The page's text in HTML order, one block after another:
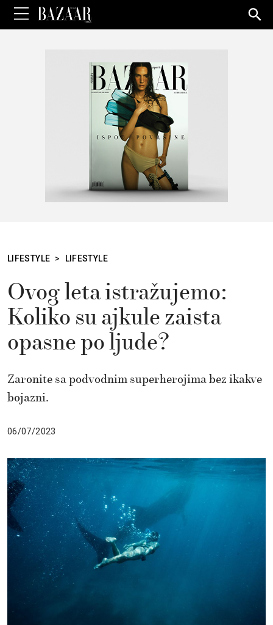
for:
LIFESTYLE > LIFESTYLE
Ovog leta istražujemo:
Koliko su ajkule zaista
opasne po ljude?
Zaronite sa podvodnim superherojima bez ikakve
bojazni.
06/07/2023